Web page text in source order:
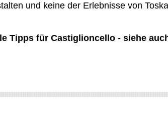
und keine der Erlebnisse von
Tipps für Castiglioncello - siehe